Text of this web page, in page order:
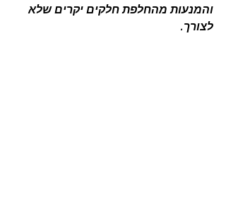
והמנעות מהחלפת חלקים יקרים שלא
לצורך.